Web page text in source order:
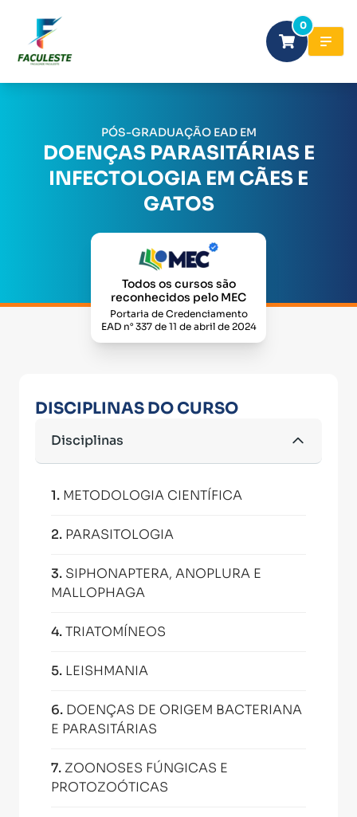
0
PÓS-GRADUAÇÃO EAD EM
DOENÇAS PARASITÁRIAS E
INFECTOLOGIA EM CÃES E
GATOS
Todos os cursos são
reconhecidos pelo MEC
Portaria de Credenciamento
EAD n° 337 de 11 de abril de 2024
DISCIPLINAS DO CURSO
Disciplinas
1. METODOLOGIA CIENTÍFICA
2. PARASITOLOGIA
3. SIPHONAPTERA, ANOPLURA E
MALLOPHAGA
4.TRIATOMÍNEOS
5. LEISHMANIA
6. DOENÇAS DE ORIGEM BACTERIANA
E PARASITÁRIAS
7. ZOONOSES FÚNGICAS E
PROTOZOÓTICAS